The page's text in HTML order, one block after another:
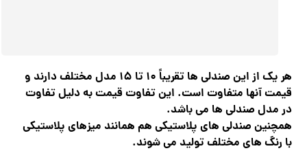
هر یک از این صندلی ها تقریباً 10 تا 15 مدل مختلف دارند و
قیمت آنها متفاوت است. این تفاوت قیمت به دلیل تفاوت
در مدل صندلی ها می باشد.
همچنین صندلی های پلاستیکی هم همانند میزهای پلاستیکی
با رنگ های مختلف تولید می شوند.